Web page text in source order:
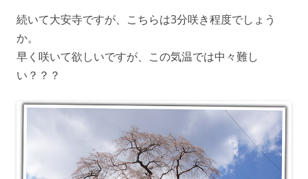
続いて大安寺ですが、こちらは3分咲き程度でしょう
か。
早く咲いて欲しいですが、この気温では中々難し
い？？？